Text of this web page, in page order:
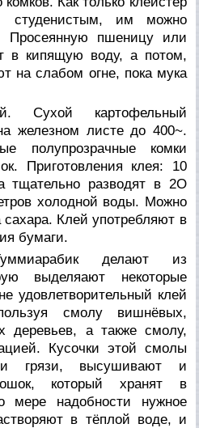
студенистым, им можно
Просеянную пшеницу или
в кипящую воду, а потом,
на слабом огне, пока мука
Сухой картофельный
железном листе до 400~.
полупрозрачные комки
Приготовления клея: 10
тщательно разводят в 2О
холодной воды. Можно
Клей употребляют в
бумаги.
делают из
выделяают некоторые
удовлетворительный клей
смолу вишнёвых,
деревьев, а также смолу,
Кусочки этой смолы
грязи, высушивают и
который хранят в
мере надобности нужное
в тёплой воде, и